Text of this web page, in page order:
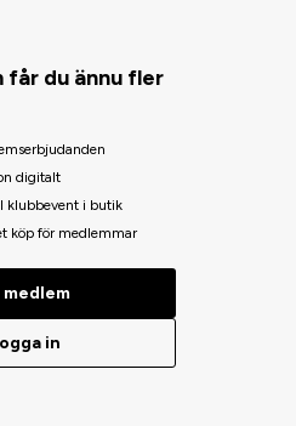
får du ännu fler
digitalt
klubbevent i butik
köp för medlemmar
medlem
in